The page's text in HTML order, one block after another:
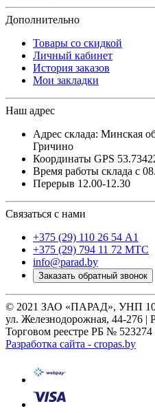
Дополнительно
Товары со скидкой
Личный кабинет
История заказов
Мои закладки
Наш адрес
Адрес склада: Минская
Гричино
Координаты GPS
Время работы склада с
Перерыв 12.00-12.30
Связаться с нами
+375 (29) 110 26 54 А1
+375 (29) 794 11 72 МТС
info@parad.by
Заказать обратный звонок
© 2021 ЗАО «ПАРАД», УНП
ул. Железнодорожная, 44-276 |
Торговом реестре РБ № 523274
Разработка сайта - cropas.by